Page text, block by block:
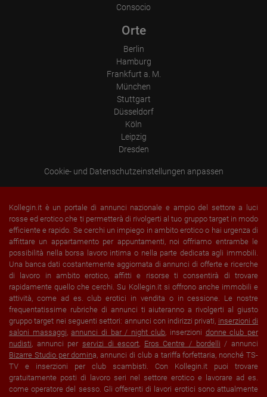
Consocio
Orte
Berlin
Hamburg
Frankfurt a. M.
München
Stuttgart
Düsseldorf
Köln
Leipzig
Dresden
Cookie- und Datenschutzeinstellungen anpassen
Kollegin.it è un portale di annunci nazionale e ampio del settore a luci
rosse ed erotico che ti permetterà di rivolgerti al tuo gruppo target in modo
efficiente e rapido. Se cerchi un impiego in ambito erotico o hai urgenza di
affittare un appartamento per appuntamenti, noi offriamo entrambe le
possibilità nella borsa lavoro intima o nella parte dedicata agli immobili.
Una banca dati costantemente aggiornata di annunci di offerte e ricerche
di lavoro in ambito erotico, affitti e risorse ti consentirà di trovare
rapidamente quello che cerchi. Su Kollegin.it si offrono anche immobili e
attività, come ad es. club erotici in vendita o in cessione. Le nostre
frequentatissime rubriche di annunci ti aiuteranno a rivolgerti al giusto
gruppo target nei seguenti settori: annunci con indirizzi privati, inserzioni di
saloni massaggi,annunci di bar / night club, inserzioni donne club per
nudisti, annunci per servizi di escort, Eros Centre / bordelli / annunci
Bizarre Studio per domina, annunci di club a tariffa forfettaria, nonché TS-
TV e inserzioni per club scambisti. Con Kollegin.it puoi trovare
gratuitamente posti di lavoro seri nel settore erotico e lavorare ad es.
come operatore del sesso. Gli offerenti di lavori erotici sono attualmente